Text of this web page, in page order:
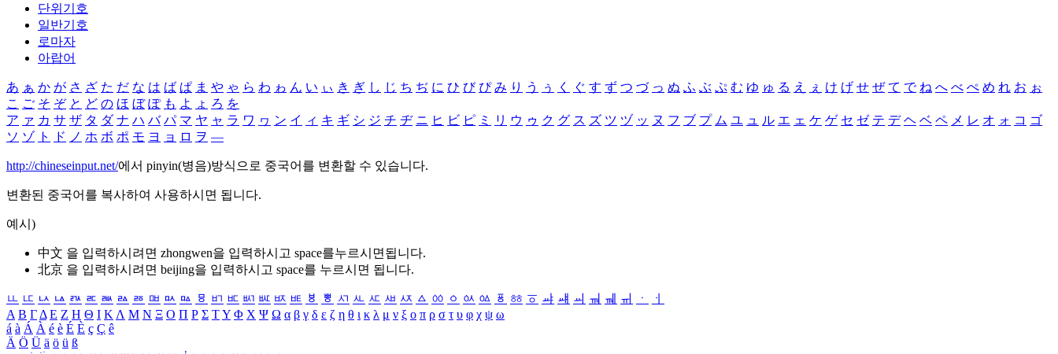
단위기호
일반기호
로마자
아랍어
あ ぁ か が さ ざ た だ な は ば ぱ ま や ゃ ら わ ゎ ん い ぃ き ぎ し じ ち ぢ に ひ び ぴ み り う ぅ く ぐ す ず つ づ っ ぬ ふ ぶ ぷ む ゆ ゅ る え ぇ け げ せ ぜ て で ね へ べ ぺ め れ お ぉ
こ ご そ ぞ と ど の ほ ぼ ぽ も よ ょ ろ を
ア ァ カ サ ザ タ ダ ナ ハ バ パ マ ヤ ャ ラ ワ ヮ ン イ ィ キ ギ シ ジ チ ヂ ニ ヒ ビ ピ ミ リ ウ ゥ ク グ ス ズ ツ ヅ ッ ヌ フ ブ プ ム ユ ュ ル エ ェ ケ ゲ セ ゼ テ デ ヘ ベ ペ メ レ オ ォ コ ゴ
ソ ゾ ト ド ノ ホ ボ ポ モ ヨ ョ ロ ヲ ―
http://chineseinput.net/에서 pinyin(병음)방식으로 중국어를 변환할 수 있습니다.
변환된 중국어를 복사하여 사용하시면 됩니다.
예시)
中文 을 입력하시려면 zhongwen을 입력하시고 space를누르시면됩니다.
北京 을 입력하시려면 beijing을 입력하시고 space를 누르시면 됩니다.
ㅥ ㅦ ㅧ ㅨ ㅩ ㅪ ㅫ ㅬ ㅭ ㅮ ㅯ ㅰ ㅱ ㅲ ㅳ ㅴ ㅵ ㅶ ㅷ ㅸ ㅹ ㅺ ㅻ ㅼ ㅽ ㅾ ㅿ ㆀ ㆁ ㆂ ㆃ ㆄ ㆅ ㆆ ㆇ ㆈ ㆉ ㆊ ㆋ ㆌ ㆍ
ㆎ
Α Β ΓΔ Ε Ζ Η Θ Ι ΚΛ Μ Ν Ξ Ο Π Ρ Σ ΤΥ Φ Χ Ψ Ω α β γ δ ε ζ η θ ι κ λ μ ν ξ ο π ρ σ τ υ φ χ ψ ω
á à Á À é è É È ç Ç ê
Ä Ö Ü ä ö ü ß